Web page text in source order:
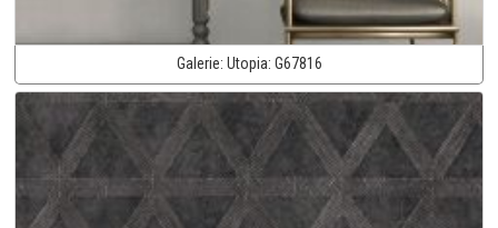
Galerie: Utopia: G67816